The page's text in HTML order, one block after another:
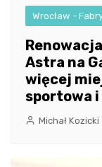
Wrocław -
Astra na
więcej
sportowa
Michał Kozicki